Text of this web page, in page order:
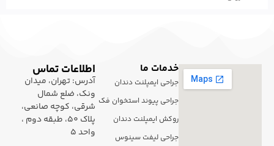
خدمات ما
جراحی ایمپلنت دندان
جراحی پیوند استخوان فک
روکش ایمپلنت دندان
جراحی لیفت سینوس
اطلاعات تماس
آدرس: تهران، میدان
ونک، ضلع شمال
شرقی، کوچه صانعی،
پلاک 50، طبقه دوم ،
واحد 5